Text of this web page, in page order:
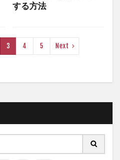
する方法
3 4 5 Next